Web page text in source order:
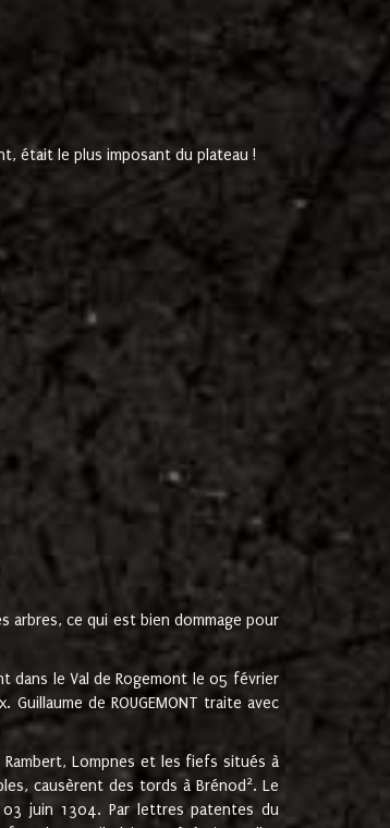
était le plus imposant du plateau !
arbres, ce qui est bien dommage pour
dans le Val de Rogemont le 05 février
de ROUGEMONT traite avec
Lompnes et les fiefs situés à
causèrent des tords à Brénod 2. Le
03 juin 1304. Par lettres patentes du